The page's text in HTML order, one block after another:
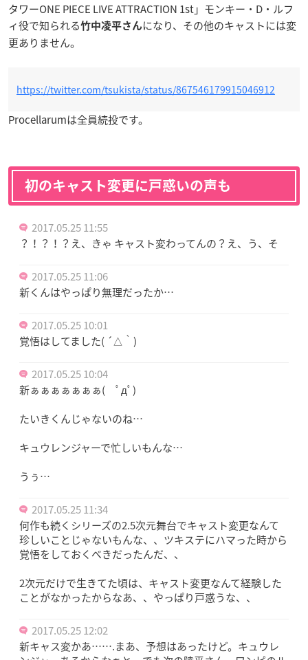
タワーONE PIECE LIVE ATTRACTION 1st」モンキー・D・ルフ
ィ役で知られる竹中凌平さんになり、その他のキャストには変
更ありません。
https://twitter.com/tsukista/status/867546179915046912
Procellarumは全員続投です。
初のキャスト変更に戸惑いの声も
2017.05.25 11:55
？！？！？え、きゃ キャスト変わってんの？え、う、そ
2017.05.25 11:06
新くんはやっぱり無理だったか…
2017.05.25 10:01
覚悟はしてました( ´△｀)
2017.05.25 10:04
新ぁぁぁぁぁぁぁ( ﾟдﾟ)
たいきくんじゃないのね…
キュウレンジャーで忙しいもんな…
うぅ…
2017.05.25 11:34
何作も続くシリーズの2.5次元舞台でキャスト変更なんて
珍しいことじゃないもんな、、ツキステにハマった時から
覚悟をしておくべきだったんだ、、
2次元だけで生きてた頃は、キャスト変更なんて経験した
ことがなかったからなあ、、やっぱり戸惑うな、、
2017.05.25 12:02
新キャス変かあ…….まあ、予想はあったけど。キュウレ